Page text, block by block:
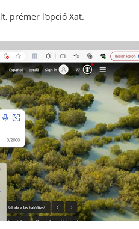
prémer l’opció Xat.